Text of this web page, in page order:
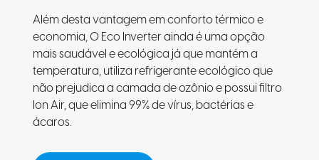
Além desta vantagem em conforto térmico e
economia, O Eco Inverter ainda é uma opção
mais saudável e ecológica já que mantém a
temperatura, utiliza refrigerante ecológico que
não prejudica a camada de ozônio e possui filtro
Ion Air, que elimina 99% de vírus, bactérias e
ácaros.